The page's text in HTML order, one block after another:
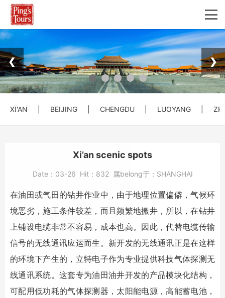
❮ ❯
XI'AN BEIJING CHENGDU LUOYANG
Xi’an scenic spots
Date： 03-26 Hit： 832 属belong于： SHANGHAI
在油田或气田的钻井作业中，由于地理位置偏僻，气候环
境恶劣，施工条件较差，而且频繁地搬井，所以，在钻井
上铺设电缆非常不容易，成本也高。因此，代替电缆传输
信号的无线通讯应运而生。新开发的无线通讯正是在这样
的环境下产生的，立特电子作为专业提供科技气体探测无
线通讯系统。这套专为油田油井开发的产品模块化结构，
可配用低功耗的气体探测器，太阳能电源，高能蓄电池，